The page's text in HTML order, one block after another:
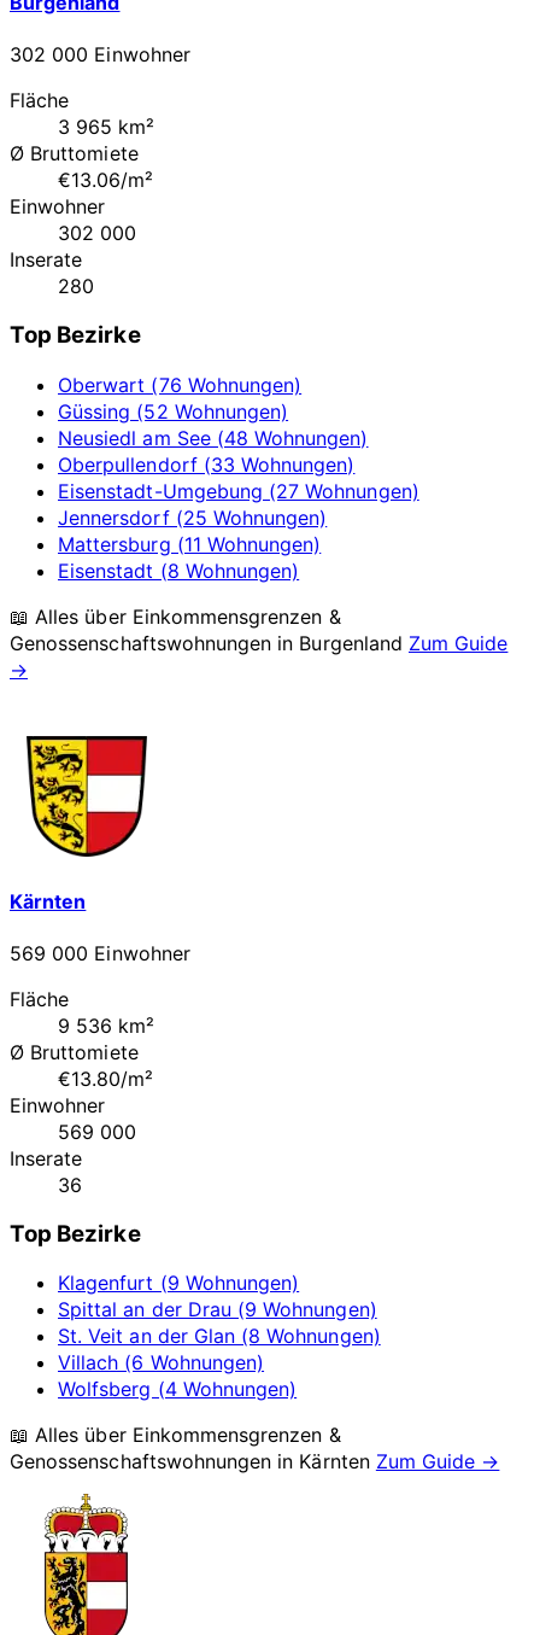
302 000 Einwohner
Fläche
3 965 km²
Ø Bruttomiete
€13.06/m²
Einwohner
302 000
Inserate
280
Top Bezirke
Oberwart (76 Wohnungen)
Güssing (52 Wohnungen)
Neusiedl am See (48 Wohnungen)
Oberpullendorf (33 Wohnungen)
Eisenstadt-Umgebung (27 Wohnungen)
Jennersdorf (25 Wohnungen)
Mattersburg (11 Wohnungen)
Eisenstadt (8 Wohnungen)
📖 Alles über Einkommensgrenzen &
Genossenschaftswohnungen in Burgenland Zum Guide
→
Kärnten
569 000 Einwohner
Fläche
9 536 km²
Ø Bruttomiete
€13.80/m²
Einwohner
569 000
Inserate
36
Top Bezirke
Klagenfurt (9 Wohnungen)
Spittal an der Drau (9 Wohnungen)
St. Veit an der Glan (8 Wohnungen)
Villach (6 Wohnungen)
Wolfsberg (4 Wohnungen)
📖 Alles über Einkommensgrenzen &
Genossenschaftswohnungen in Kärnten Zum Guide →